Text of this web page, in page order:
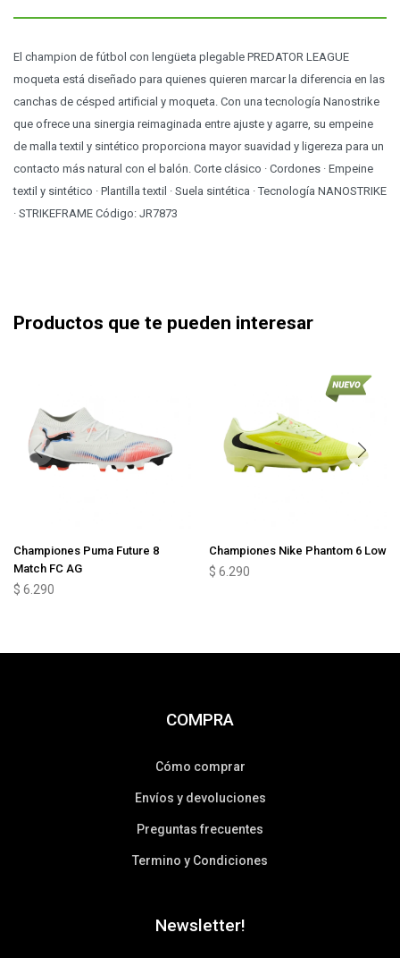
El champion de fútbol con lengüeta plegable PREDATOR LEAGUE
moqueta está diseñado para quienes quieren marcar la diferencia en las
canchas de césped artificial y moqueta. Con una tecnología Nanostrike
que ofrece una sinergia reimaginada entre ajuste y agarre, su empeine
de malla textil y sintético proporciona mayor suavidad y ligereza para un
contacto más natural con el balón. Corte clásico · Cordones · Empeine
textil y sintético · Plantilla textil · Suela sintética · Tecnología NANOSTRIKE
· STRIKEFRAME Código: JR7873
Productos que te pueden interesar
Championes Puma Future 8
Match FC AG
$ 6.290
Championes Nike Phantom 6 Low
$ 6.290
COMPRA
Cómo comprar
Envíos y devoluciones
Preguntas frecuentes
Termino y Condiciones
Newsletter!